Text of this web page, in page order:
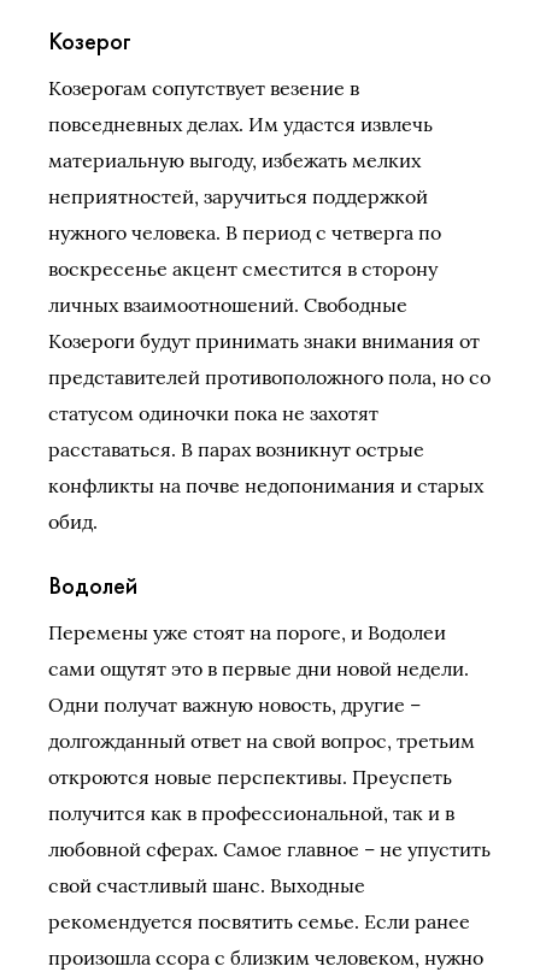
Козерог
Козерогам сопутствует везение в
повседневных делах. Им удастся извлечь
материальную выгоду, избежать мелких
неприятностей, заручиться поддержкой
нужного человека. В период с четверга по
воскресенье акцент сместится в сторону
личных взаимоотношений. Свободные
Козероги будут принимать знаки внимания от
представителей противоположного пола, но со
статусом одиночки пока не захотят
расставаться. В парах возникнут острые
конфликты на почве недопонимания и старых
обид.
Водолей
Перемены уже стоят на пороге, и Водолеи
сами ощутят это в первые дни новой недели.
Одни получат важную новость, другие –
долгожданный ответ на свой вопрос, третьим
откроются новые перспективы. Преуспеть
получится как в профессиональной, так и в
любовной сферах. Самое главное – не упустить
свой счастливый шанс. Выходные
рекомендуется посвятить семье. Если ранее
произошла ссора с близким человеком, нужно